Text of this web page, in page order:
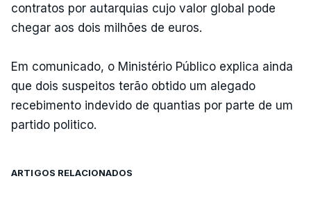
contratos por autarquias cujo valor global pode
chegar aos dois milhões de euros.
Em comunicado, o Ministério Público explica ainda
que dois suspeitos terão obtido um alegado
recebimento indevido de quantias por parte de um
partido politico.
ARTIGOS RELACIONADOS